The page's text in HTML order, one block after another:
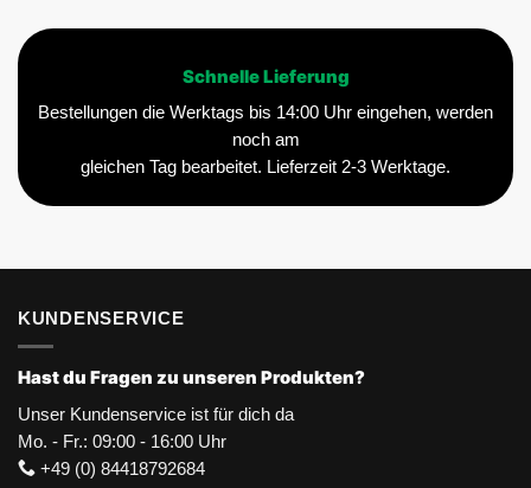
Schnelle Lieferung
Bestellungen die Werktags bis 14:00 Uhr eingehen, werden
noch am
gleichen Tag bearbeitet. Lieferzeit 2-3 Werktage.
KUNDENSERVICE
Hast du Fragen zu unseren Produkten?
Unser Kundenservice ist für dich da
Mo. - Fr.: 09:00 - 16:00 Uhr
+49 (0) 84418792684